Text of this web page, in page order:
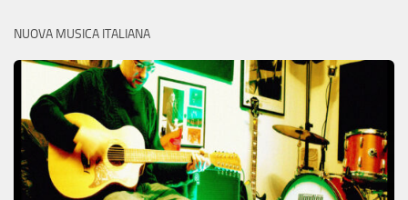
NUOVA MUSICA ITALIANA